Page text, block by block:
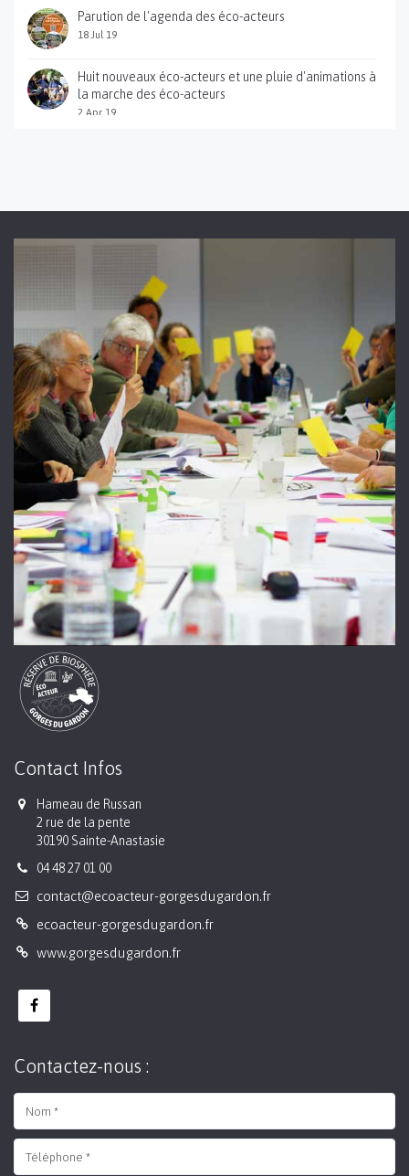
Parution de l'agenda des éco-acteurs
18 Jul 19
Huit nouveaux éco-acteurs et une pluie d'animations à
la marche des éco-acteurs
2 Apr 19
Contact Infos
Hameau de Russan
2 rue de la pente
30190 Sainte-Anastasie
04 48 27 01 00
contact@ecoacteur-gorgesdugardon.fr
ecoacteur-gorgesdugardon.fr
www.gorgesdugardon.fr
Contactez-nous :